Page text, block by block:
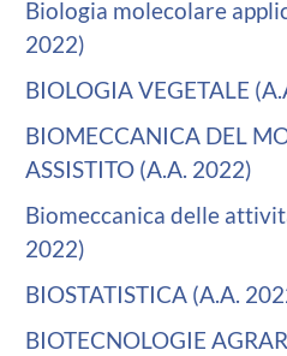
Biologia molecolare
2022)
BIOLOGIA VEGETALE
BIOMECCANICA DEL
ASSISTITO (A.A. 2022)
Biomeccanica delle
2022)
BIOSTATISTICA (A.A.
BIOTECNOLOGIE